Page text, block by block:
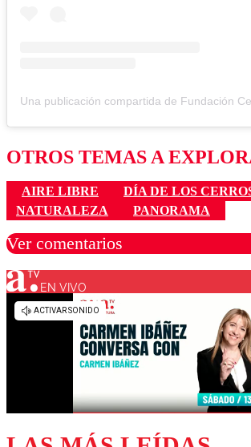
OTROS TEMAS A
AIRE LIBRE
DÍA DE LOS
NATURALEZA
PANORAMA
Ver comentarios
Los comentarios son moderados para
diálogo respetuoso.
EN VIVO